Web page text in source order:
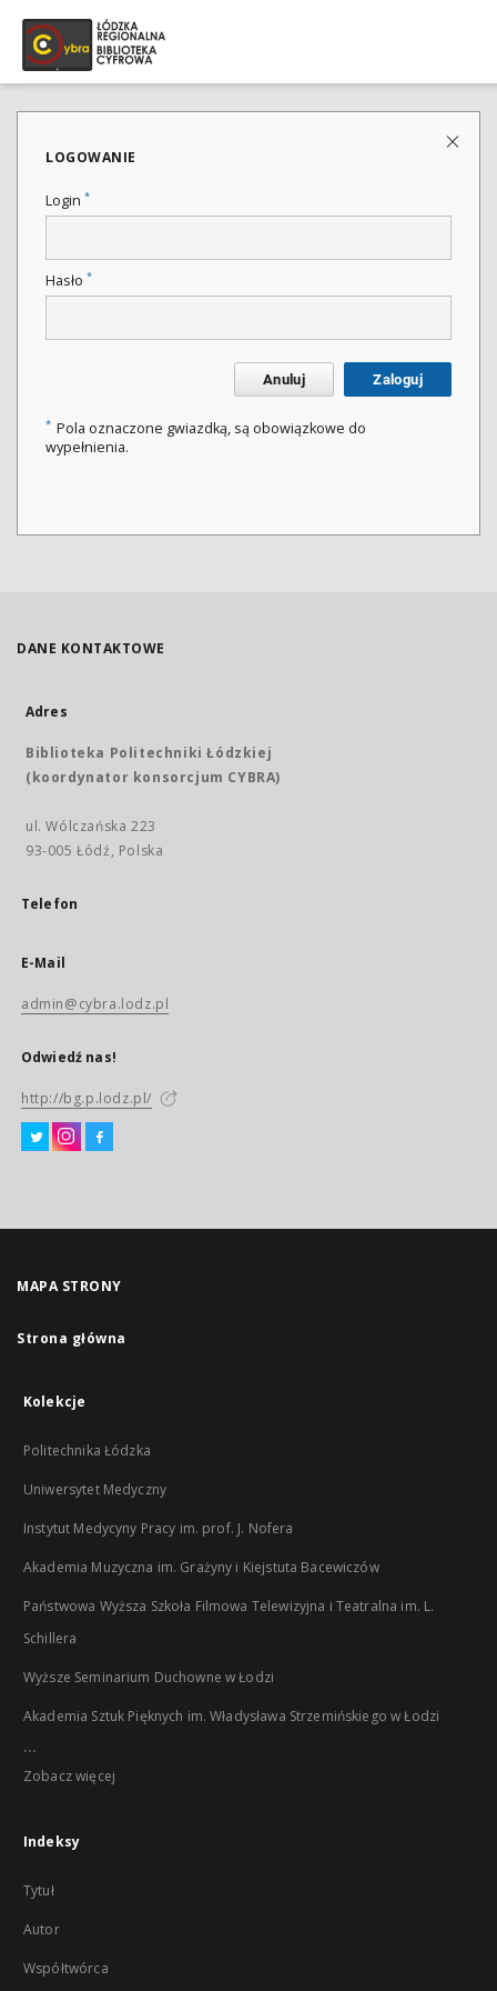
LOGOWANIE
Login *
Hasło *
Anuluj Zaloguj
* Pola oznaczone gwiazdką, są obowiązkowe do
wypełnienia.
DANE KONTAKTOWE
Adres
Biblioteka Politechniki Łódzkiej
(koordynator konsorcjum CYBRA)
ul. Wólczańska 223
93-005 Łódź, Polska
Telefon
E-Mail
admin@cybra.lodz.pl
Odwiedź nas!
http://bg.p.lodz.pl/
MAPA STRONY
Strona główna
Kolekcje
Politechnika Łódzka
Uniwersytet Medyczny
Instytut Medycyny Pracy im. prof. J. Nofera
Akademia Muzyczna im. Grażyny i Kiejstuta Bacewiczów
Państwowa Wyższa Szkoła Filmowa Telewizyjna i Teatralna im. L.
Schillera
Wyższe Seminarium Duchowne w Łodzi
Akademia Sztuk Pięknych im. Władysława Strzemińskiego w Łodzi
...
Zobacz więcej
Indeksy
Tytuł
Autor
Współtwórca